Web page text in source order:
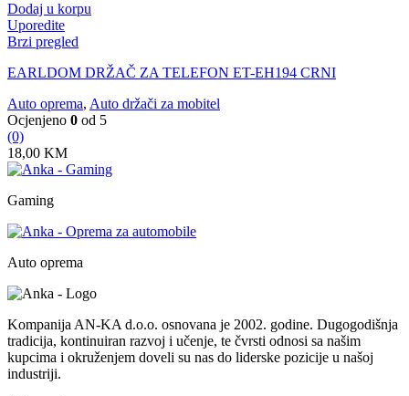
Dodaj u korpu
Uporedite
Brzi pregled
EARLDOM DRŽAČ ZA TELEFON ET-EH194 CRNI
Auto oprema, Auto držači za mobitel
Ocjenjeno 0 od 5
(0)
18,00 KM
Gaming
Auto oprema
Kompanija AN-KA d.o.o. osnovana je 2002. godine. Dugogodišnja
tradicija, kontinuiran razvoj i učenje, te čvrsti odnosi sa našim
kupcima i okruženjem doveli su nas do liderske pozicije u našoj
industriji.